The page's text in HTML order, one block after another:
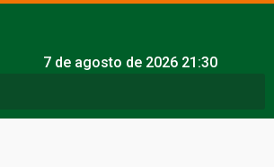
7 de agosto de 2026 21:30